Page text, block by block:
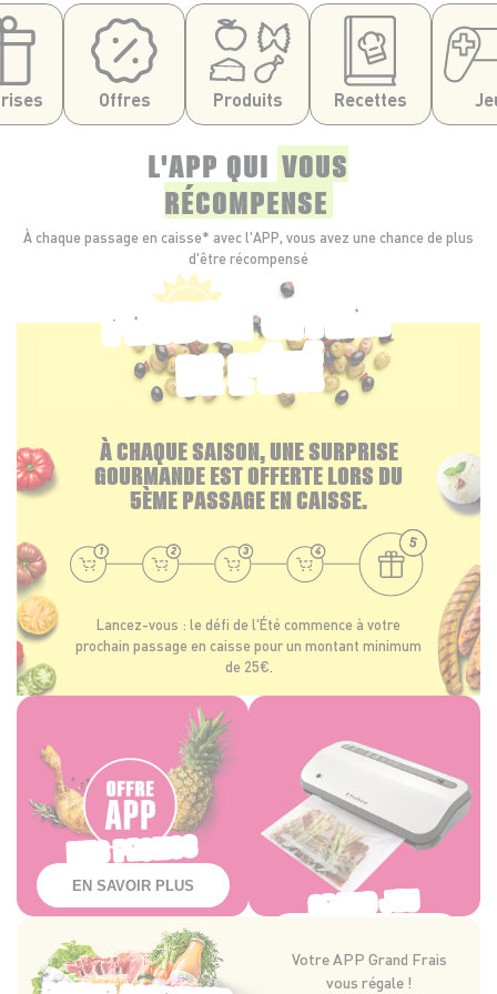
Offres Produits Recettes
L'APP QUI VOUS
RÉCOMPENSE
À chaque passage en caisse* avec l'APP, vous avez une chance de plus
d'être récompensé
PRODUIT OFFERT
DE L'ÉTÉ
À CHAQUE SAISON, UNE SURPRISE
GOURMANDE EST OFFERTE LORS DU
5ÈME PASSAGE EN CAISSE.
Lancez-vous : le défi de l'Été commence à votre
prochain passage en caisse pour un montant minimum
de 25€.
MES PROMOS
EN SAVOIR PLUS
Chaque semaine, découvrez des
offres exclusives sur une
sélection de produits réservés
aux membres de l'APP Grand
GRAND JEU
machine de mise sous vide
FOODSAVER® VS2290X et ses
accessoires pour garder vos
Votre APP Grand Frais
vous régale !
Votre APP Grand Frais vous régale ! Chaque jour,